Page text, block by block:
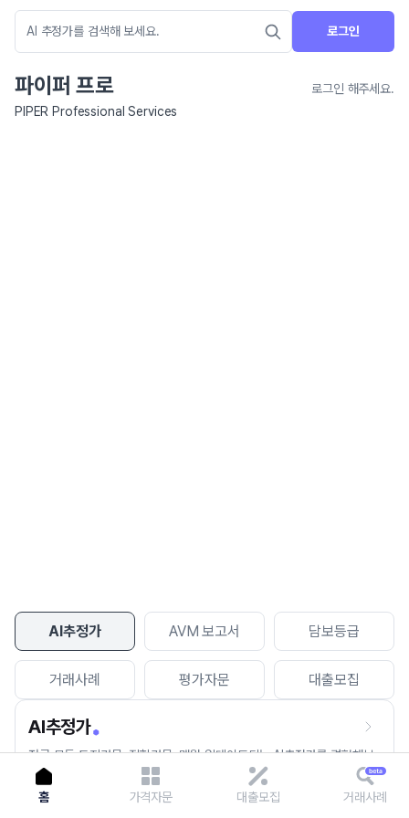
로그인
파이퍼 프로
로그인 해주세요.
PIPER Professional Services
AI추정가 AVM 보고서 담보등급
거래사례 평가자문 대출모집
AI추정가
전국 모든 토지건물, 집합건물, 매월 업데이트되는 AI추정가를 경험해보
세요.
홈 가격자문 대출모집 거래사례